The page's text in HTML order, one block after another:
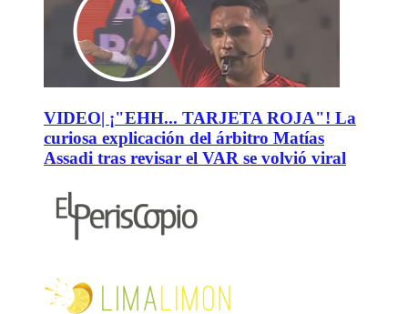
VIDEO| ¡"EHH... TARJETA ROJA"! La
curiosa explicación del árbitro Matías
Assadi tras revisar el VAR se volvió viral